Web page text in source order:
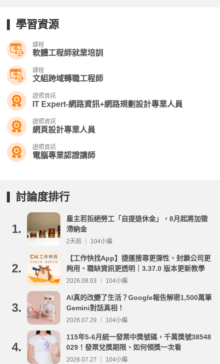
學習資源
課程
軟體工程師就業培訓
課程
文組跨域轉職工程師
證照資訊
IT Expert-網路資訊+網路規劃設計專業人員
證照資訊
網頁設計專業人員
證照資訊
電腦專業認證講師
討論度排行
1.
雇主若拒絕勞工「自提退休金」，8月起將加徵
滯納金
2天前 ｜ 104小編
2.
【工作快找App】捷運搜尋更彈性、封鎖公司更
夠用、職缺資訊更透明｜3.37.0 版本更新教學
2026.08.03 ｜ 104小編
3.
AI真的改變了生活？Google報告解密1,500萬筆
Gemini對話真相！
2026.07.29 ｜ 104小編
4.
115年5-6月統一發票中獎號碼，千萬獎號38548
029！發票兌獎期限、如何領獎一次看
2026.07.27 ｜ 104小編